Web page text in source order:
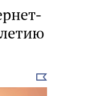
Выбрать
новость